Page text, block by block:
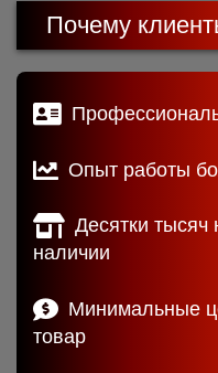
Почему
Опыт работы
Десятки тысяч
наличии
Минимальные
товар